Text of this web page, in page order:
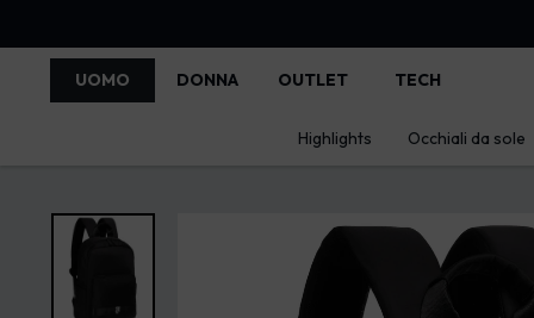
UOMO DONNA OUTLET TECH
Highlights Occhiali da sole